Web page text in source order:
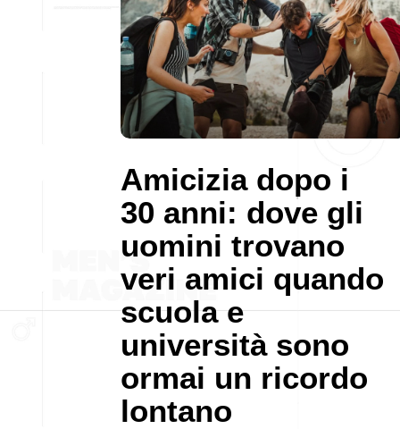
Amicizia dopo i
30 anni: dove gli
uomini trovano
veri amici quando
scuola e
università sono
ormai un ricordo
lontano